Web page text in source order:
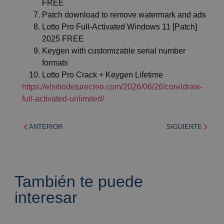
FREE
Patch download to remove watermark and ads
Lotto Pro Full-Activated Windows 11 [Patch]
2025 FREE
Keygen with customizable serial number
formats
Lotto Pro Crack + Keygen Lifetime
https://elsitiodeturecreo.com/2026/06/26/coreldraw-
full-activated-unlimited/
ANTERIOR SIGUIENTE
También te puede
interesar